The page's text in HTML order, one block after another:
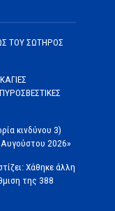
ΤΟΥ ΣΩΤΗΡΟΣ
κινδύνου 3)
2026»
Χάθηκε άλλη
της 388